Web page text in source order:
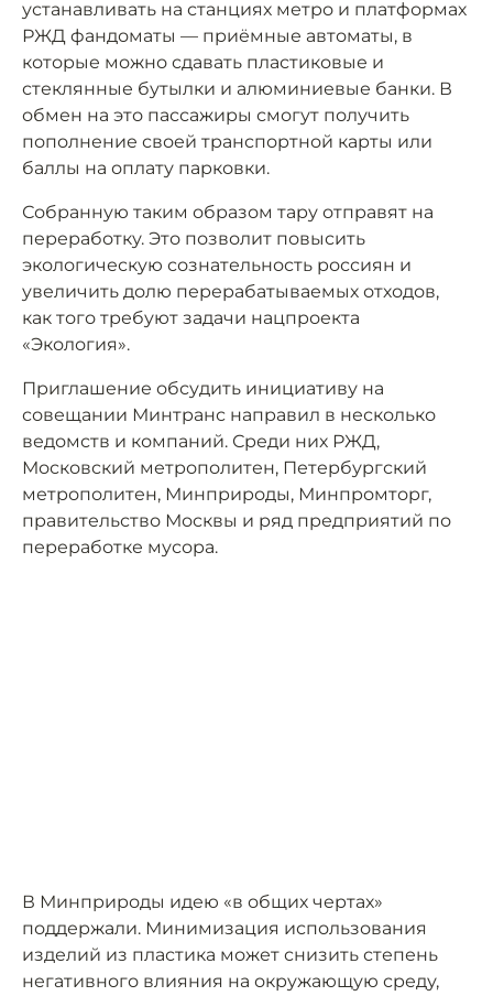
устанавливать на станциях метро и платформах
РЖД фандоматы — приёмные автоматы, в
которые можно сдавать пластиковые и
стеклянные бутылки и алюминиевые банки. В
обмен на это пассажиры смогут получить
пополнение своей транспортной карты или
баллы на оплату парковки.
Собранную таким образом тару отправят на
переработку. Это позволит повысить
экологическую сознательность россиян и
увеличить долю перерабатываемых отходов,
как того требуют задачи нацпроекта
«Экология».
Приглашение обсудить инициативу на
совещании Минтранс направил в несколько
ведомств и компаний. Среди них РЖД,
Московский метрополитен, Петербургский
метрополитен, Минприроды, Минпромторг,
правительство Москвы и ряд предприятий по
переработке мусора.
В Минприроды идею «в общих чертах»
поддержали. Минимизация использования
изделий из пластика может снизить степень
негативного влияния на окружающую среду,